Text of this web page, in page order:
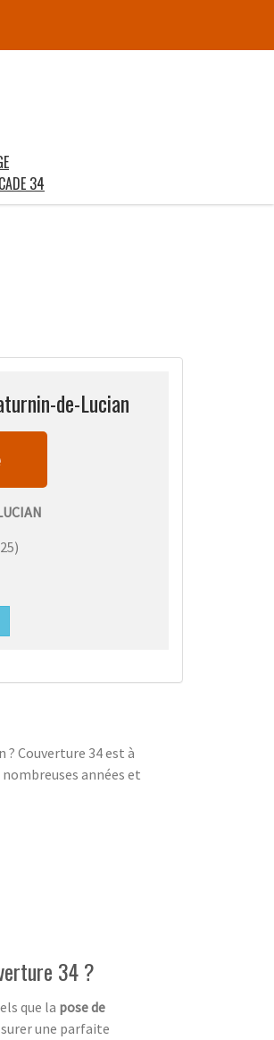
34
de-Lucian
)
Couverture 34 est à
années et
34 ?
que la pose de
une parfaite